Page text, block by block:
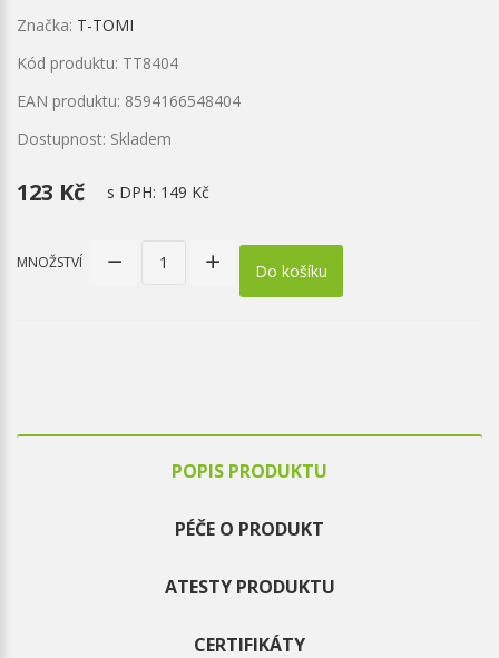
Značka: T-TOMI
Kód produktu: TT8404
EAN produktu: 8594166548404
Dostupnost: Skladem
123 Kč s DPH: 149 Kč
MNOŽSTVÍ Do košíku
POPIS PRODUKTU
PÉČE O PRODUKT
ATESTY PRODUKTU
CERTIFIKÁTY